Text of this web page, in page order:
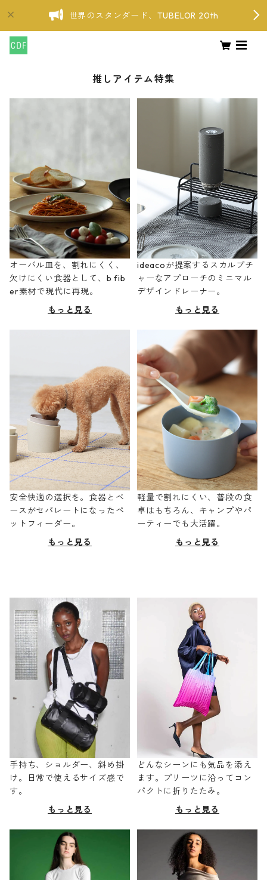
世界のスタンダード、TUBELOR 20th
推しアイテム特集
オーバル皿を、割れにくく、
欠けにくい食器として、b fib
er素材で現代に再現。
もっと見る
ideacoが提案するスカルプチ
ャーなアプローチのミニマル
デザインドレーナー。
もっと見る
安全快適の選択を。食器とベ
ースがセパレートになったペ
ットフィーダー。
もっと見る
軽量で割れにくい、普段の食
卓はもちろん、キャンプやパ
ーティーでも大活躍。
もっと見る
手持ち、ショルダー、斜め掛
け。日常で使えるサイズ感で
す。
もっと見る
どんなシーンにも気品を添え
ます。プリーツに沿ってコン
パクトに折りたたみ。
もっと見る